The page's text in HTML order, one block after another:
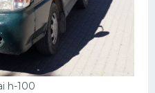
h-100